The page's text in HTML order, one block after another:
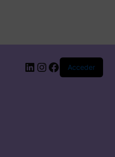
LinkedIn
Instagram
Facebook
Acceder